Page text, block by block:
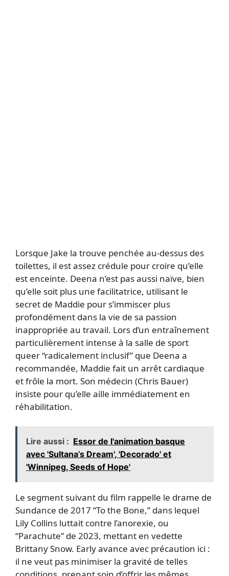
Lorsque Jake la trouve penchée au-dessus des
toilettes, il est assez crédule pour croire qu’elle
est enceinte. Deena n’est pas aussi naïve, bien
qu’elle soit plus une facilitatrice, utilisant le
secret de Maddie pour s’immiscer plus
profondément dans la vie de sa passion
inappropriée au travail. Lors d’un entraînement
particulièrement intense à la salle de sport
queer “radicalement inclusif” que Deena a
recommandée, Maddie fait un arrêt cardiaque
et frôle la mort. Son médecin (Chris Bauer)
insiste pour qu’elle aille immédiatement en
réhabilitation.
Lire aussi : Essor de l'animation basque
avec 'Sultana’s Dream', 'Decorado' et
'Winnipeg, Seeds of Hope'
Le segment suivant du film rappelle le drame de
Sundance de 2017 “To the Bone,” dans lequel
Lily Collins luttait contre l’anorexie, ou
“Parachute” de 2023, mettant en vedette
Brittany Snow. Early avance avec précaution ici :
il ne veut pas minimiser la gravité de telles